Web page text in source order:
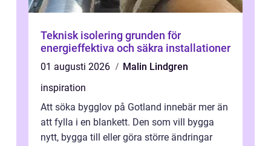
Teknisk isolering grunden för
energieffektiva och säkra installationer
01 augusti 2026
Malin Lindgren
inspiration
Att söka bygglov på Gotland innebär mer än
att fylla i en blankett. Den som vill bygga
nytt, bygga till eller göra större ändringar